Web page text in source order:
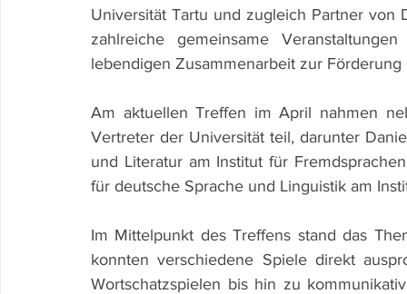
Universität Tartu und zugleich Partner von
zahlreiche gemeinsame
lebendigen Zusammenarbeit zur
Am aktuellen Treffen im April nahmen
Vertreter der Universität teil, darunter
und Literatur am Institut für
für deutsche Sprache und Linguistik am
Im Mittelpunkt des Treffens stand das
konnten verschiedene Spiele direkt
Wortschatzspielen bis hin zu